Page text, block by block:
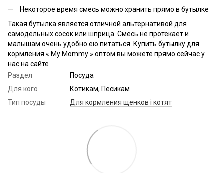
Некоторое время смесь можно хранить прямо в бутылке
Такая бутылка является отличной альтернативой для
самодельных сосок или шприца. Смесь не протекает и
малышам очень удобно ею питаться. Купить бутылку для
кормления « My Mommy » оптом вы можете прямо сейчас у
нас на сайте
Раздел
Посуда
Для кого
Котикам, Песикам
Тип посуды
Для кормления щенков і котят